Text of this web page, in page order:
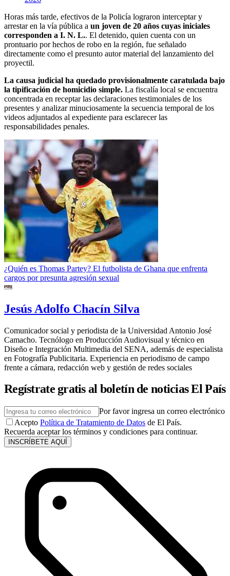
Horas más tarde, efectivos de la Policía lograron interceptar y
arrestar en la vía pública a un joven de 20 años cuyas iniciales
corresponden a I. N. L.. El detenido, quien cuenta con un
prontuario por hechos de robo en la región, fue señalado
directamente como el presunto autor material del lanzamiento del
proyectil.
La causa judicial ha quedado provisionalmente caratulada bajo
la tipificación de homicidio simple. La fiscalía local se encuentra
concentrada en receptar las declaraciones testimoniales de los
presentes y analizar minuciosamente la secuencia temporal de los
videos adjuntados al expediente para esclarecer las
responsabilidades penales.
¿Quién es Thomas Partey? El futbolista de Ghana que enfrenta
cargos por presunta agresión sexual
Jesús Adolfo Chacín Silva
Comunicador social y periodista de la Universidad Antonio José
Camacho. Tecnólogo en Producción Audiovisual y técnico en
Diseño e Integración Multimedia del SENA, además de especialista
en Fotografía Publicitaria. Experiencia en periodismo de campo
frente a cámara, redacción web y gestión de redes sociales
Regístrate gratis al boletín de noticias El País
Por favor ingresa un correo electrónico
Acepto Política de Tratamiento de Datos de El País.
Recuerda aceptar los términos y condiciones para continuar.
INSCRÍBETE AQUÍ